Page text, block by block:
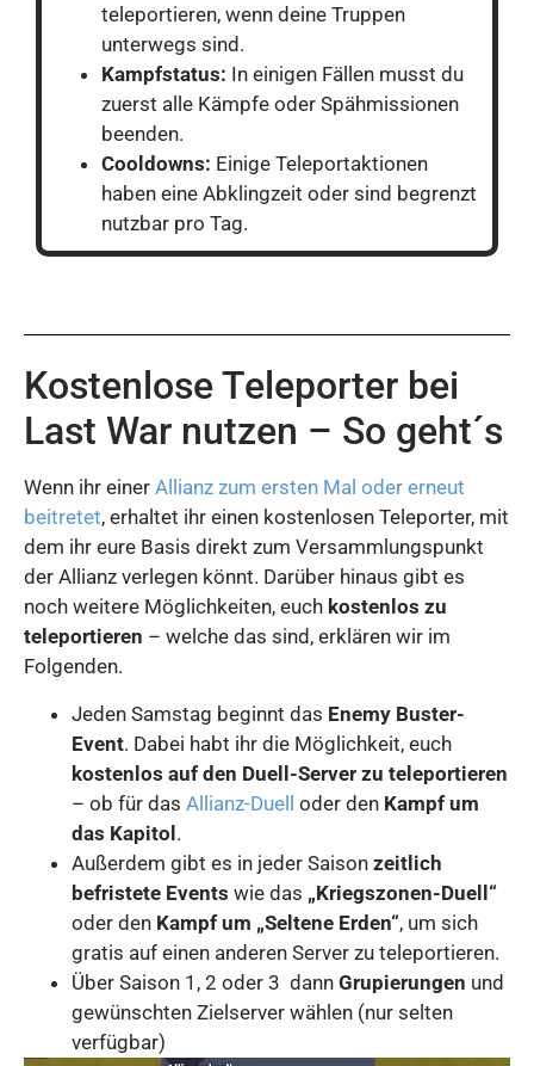
teleportieren, wenn deine Truppen
unterwegs sind.
Kampfstatus: In einigen Fällen musst du
zuerst alle Kämpfe oder Spähmissionen
beenden.
Cooldowns: Einige Teleportaktionen
haben eine Abklingzeit oder sind begrenzt
nutzbar pro Tag.
Kostenlose Teleporter bei
Last War nutzen – So geht´s
Wenn ihr einer Allianz zum ersten Mal oder erneut
beitretet, erhaltet ihr einen kostenlosen Teleporter, mit
dem ihr eure Basis direkt zum Versammlungspunkt
der Allianz verlegen könnt. Darüber hinaus gibt es
noch weitere Möglichkeiten, euch kostenlos zu
teleportieren – welche das sind, erklären wir im
Folgenden.
Jeden Samstag beginnt das Enemy Buster-
Event. Dabei habt ihr die Möglichkeit, euch
kostenlos auf den Duell-Server zu teleportieren
– ob für das Allianz-Duell oder den Kampf um
das Kapitol.
Außerdem gibt es in jeder Saison zeitlich
befristete Events wie das „Kriegszonen-Duell“
oder den Kampf um „Seltene Erden“, um sich
gratis auf einen anderen Server zu teleportieren.
Über Saison 1, 2 oder 3 dann Grupierungen und
gewünschten Zielserver wählen (nur selten
verfügbar)